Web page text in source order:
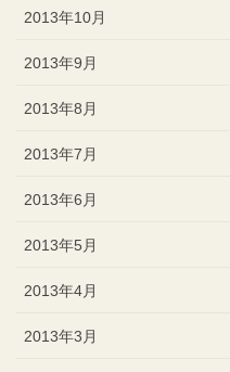
2013年10月
2013年9月
2013年8月
2013年7月
2013年6月
2013年5月
2013年4月
2013年3月